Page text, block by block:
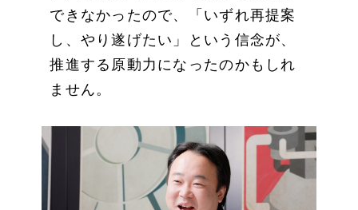
できなかったので、「いずれ再提案
し、やり遂げたい」という信念が、
推進する原動力になったのかもしれ
ません。